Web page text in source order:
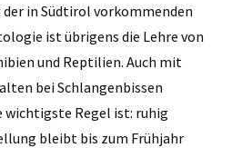
der in Südtirol vorkommenden
ist übrigens die Lehre von
und Reptilien. Auch mit
bei Schlangenbissen
wichtigste Regel ist: ruhig
bleibt bis zum Frühjahr